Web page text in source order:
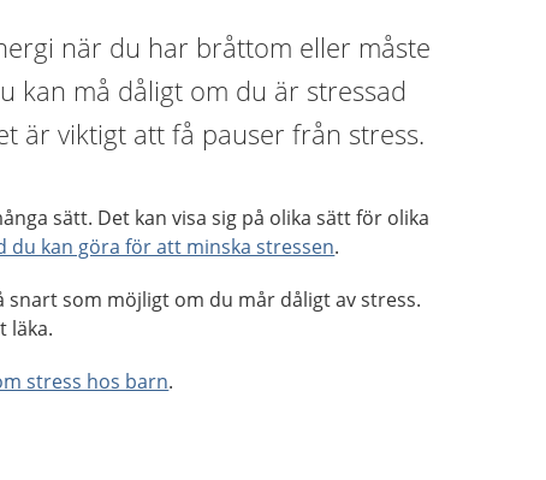
när du har bråttom eller måste
kan må dåligt om du är stressad
är viktigt att få pauser från stress.
sätt. Det kan visa sig på olika sätt för olika
du kan göra för att minska stressen.
som möjligt om du mår dåligt av stress.
läka.
stress hos barn.